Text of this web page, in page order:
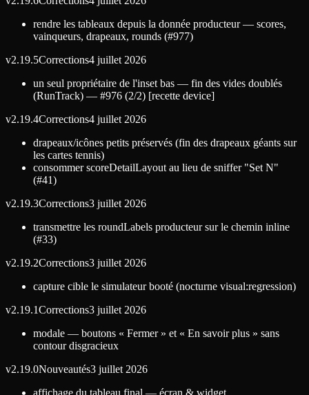
rendre les tableaux depuis la donnée producteur — scores,
vainqueurs, drapeaux, rounds (#977)
v2.19.5Corrections4 juillet 2026
un seul propriétaire de l'inset bas — fin des vides doublés
(RunTrack) — #976 (2/2) [recette device]
v2.19.4Corrections4 juillet 2026
drapeaux/icônes petits préservés (fin des drapeaux géants sur
les cartes tennis)
consommer scoreDetailLayout au lieu de sniffer "Set N"
(#41)
v2.19.3Corrections3 juillet 2026
transmettre les roundLabels producteur sur le chemin inline
(#33)
v2.19.2Corrections3 juillet 2026
capture cible le simulateur booté (nocturne visual:regression)
v2.19.1Corrections3 juillet 2026
modale — boutons « Fermer » et « En savoir plus » sans
contour disgracieux
v2.19.0Nouveautés3 juillet 2026
affichage du tableau final — écran & widget